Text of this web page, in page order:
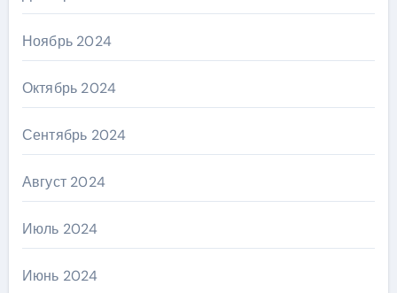
Ноябрь 2024
Октябрь 2024
Сентябрь 2024
Август 2024
Июль 2024
Июнь 2024